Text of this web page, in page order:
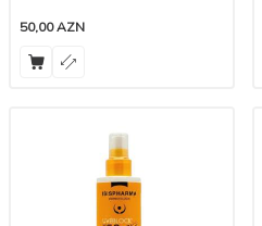
50,00AZN